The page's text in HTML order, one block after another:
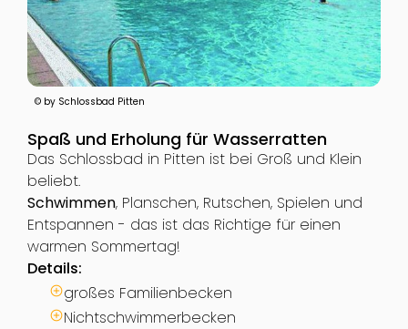
© by Schlossbad Pitten
Spaß und Erholung für Wasserratten
Das Schlossbad in Pitten ist bei Groß und Klein
beliebt.
Schwimmen, Planschen, Rutschen, Spielen und
Entspannen - das ist das Richtige für einen
warmen Sommertag!
Details:
großes Familienbecken
Nichtschwimmerbecken